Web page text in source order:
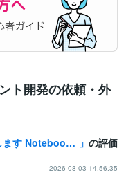
ト開発の依頼・外
Kaggleの始め方とメダル戦略を助言します Notebooks世界26位が次の一手を具体化 の評価
2026-08-03 14:56:35